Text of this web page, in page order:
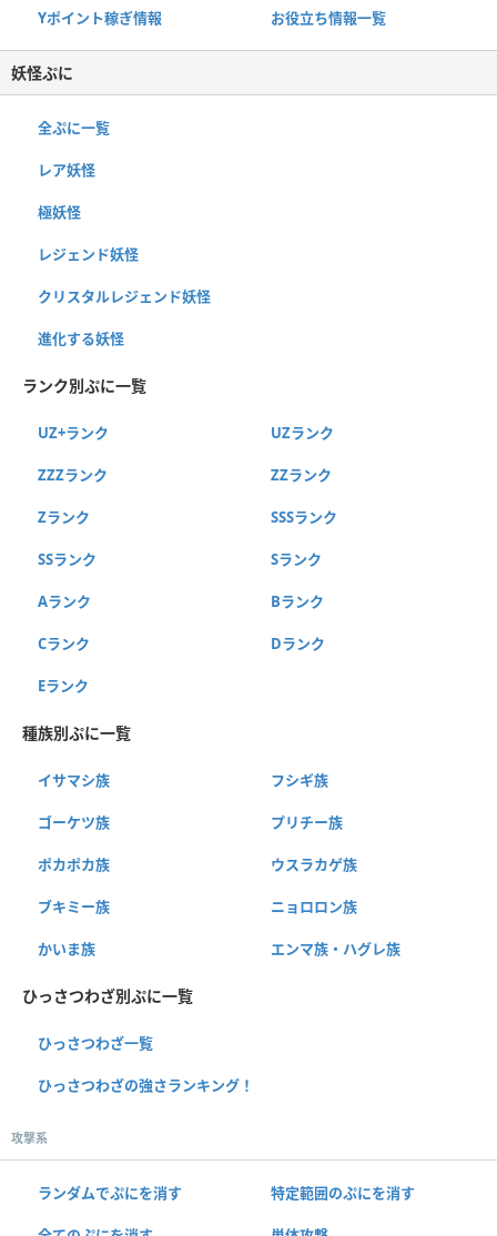
Yポイント稼ぎ情報 お役立ち情報一覧
妖怪ぷに
全ぷに一覧
レア妖怪
極妖怪
レジェンド妖怪
クリスタルレジェンド妖怪
進化する妖怪
ランク別ぷに一覧
UZ+ランク UZランク
ZZZランク ZZランク
Zランク SSSランク
SSランク Sランク
Aランク Bランク
Cランク Dランク
Eランク
種族別ぷに一覧
イサマシ族 フシギ族
ゴーケツ族 プリチー族
ポカポカ族 ウスラカゲ族
ブキミー族 ニョロロン族
かいま族 エンマ族・ハグレ族
ひっさつわざ別ぷに一覧
ひっさつわざ一覧
ひっさつわざの強さランキング！
攻撃系
ランダムでぷにを消す 特定範囲のぷにを消す